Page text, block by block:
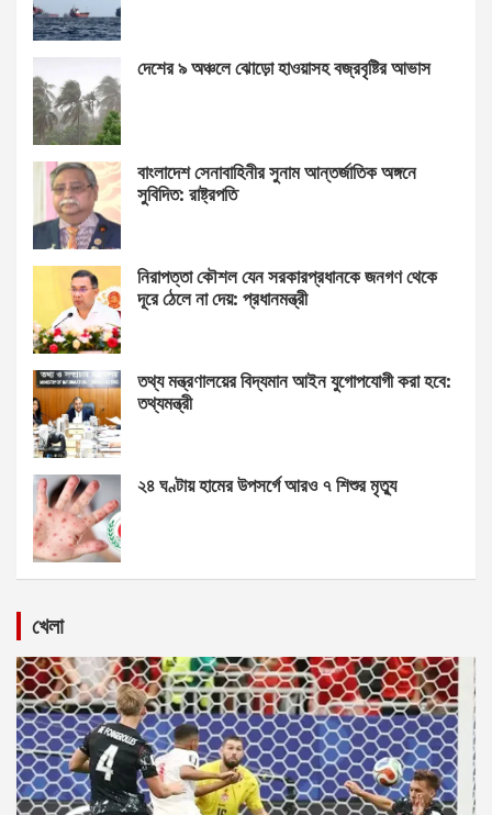
দেশের ৯ অঞ্চলে ঝোড়ো হাওয়াসহ বজ্রবৃষ্টির আভাস
বাংলাদেশ সেনাবাহিনীর সুনাম আন্তর্জাতিক অঙ্গনে
সুবিদিত: রাষ্ট্রপতি
নিরাপত্তা কৌশল যেন সরকারপ্রধানকে জনগণ থেকে
দূরে ঠেলে না দেয়: প্রধানমন্ত্রী
তথ্য মন্ত্রণালয়ের বিদ্যমান আইন যুগোপযোগী করা হবে:
তথ্যমন্ত্রী
২৪ ঘণ্টায় হামের উপসর্গে আরও ৭ শিশুর মৃত্যু
খেলা